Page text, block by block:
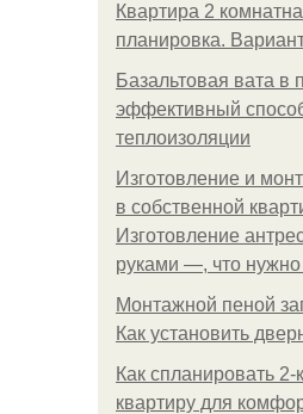
Квартира 2
планировка.
Базальтовая вата в
эффективный
теплоизоляции
Изготовление и
в собственной
Изготовление
руками —, что нужно
Монтажной пеной
Как установить
Как спланировать
квартиру для